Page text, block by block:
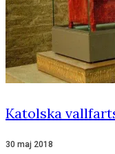
Katolska
30 maj 2018